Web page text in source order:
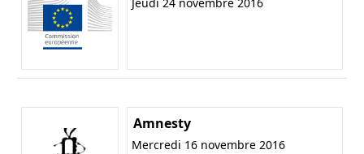
Jeudi 24 novembre 2016
Amnesty
Mercredi 16 novembre 2016